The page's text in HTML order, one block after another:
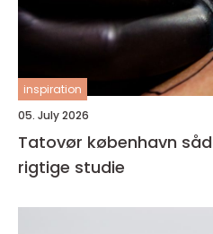
inspiration
05. July 2026
Tatovør københavn sådan finder du det
rigtige studie